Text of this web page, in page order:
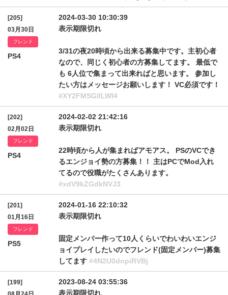
[205]
03月30日
フレンド
PS4
2024-03-30 10:30:39
表示期限切れ
3/31の夜20時頃から出来る募集中です。主初心者
なので、同じく初心者の方募集してます。 最低で
も 6人位で集まって出来ればと思います。 参加し
たい方はメッセージお願いします！ VC必須です！
#XY2FMSGllLWI4
[202]
02月02日
フレンド
PS4
2024-02-02 21:42:16
表示期限切れ
22時頃から人が集まればアモアス。 PSのVCでき
るエンジョイ勢の方募集！！ 主はPCでMod入れ
てるので役職がたくさんあります。
#xdV9kZGdkNVJ3
[201]
01月16日
フレンド
PS5
2024-01-16 22:10:32
表示期限切れ
固定メンバー作って10人くらいでわいわいエンジ
ョイプレイしたいのでフレンド(固定メンバー)募集
してます #4N2U0dnpiRVBj
[199]
2023-08-24 03:55:36
表示期限切れ